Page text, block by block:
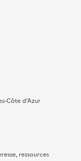
Côte d’Azur
ressources